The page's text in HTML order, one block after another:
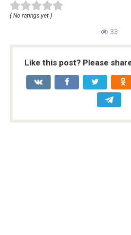
( No ratings yet )
33
Like this post? Please